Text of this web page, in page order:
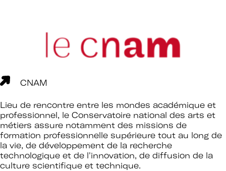
CNAM
Lieu de rencontre entre les mondes académique et
professionnel, le Conservatoire national des arts et
métiers assure notamment des missions de
formation professionnelle supérieure tout au long de
la vie, de développement de la recherche
technologique et de l'innovation, de diffusion de la
culture scientifique et technique.